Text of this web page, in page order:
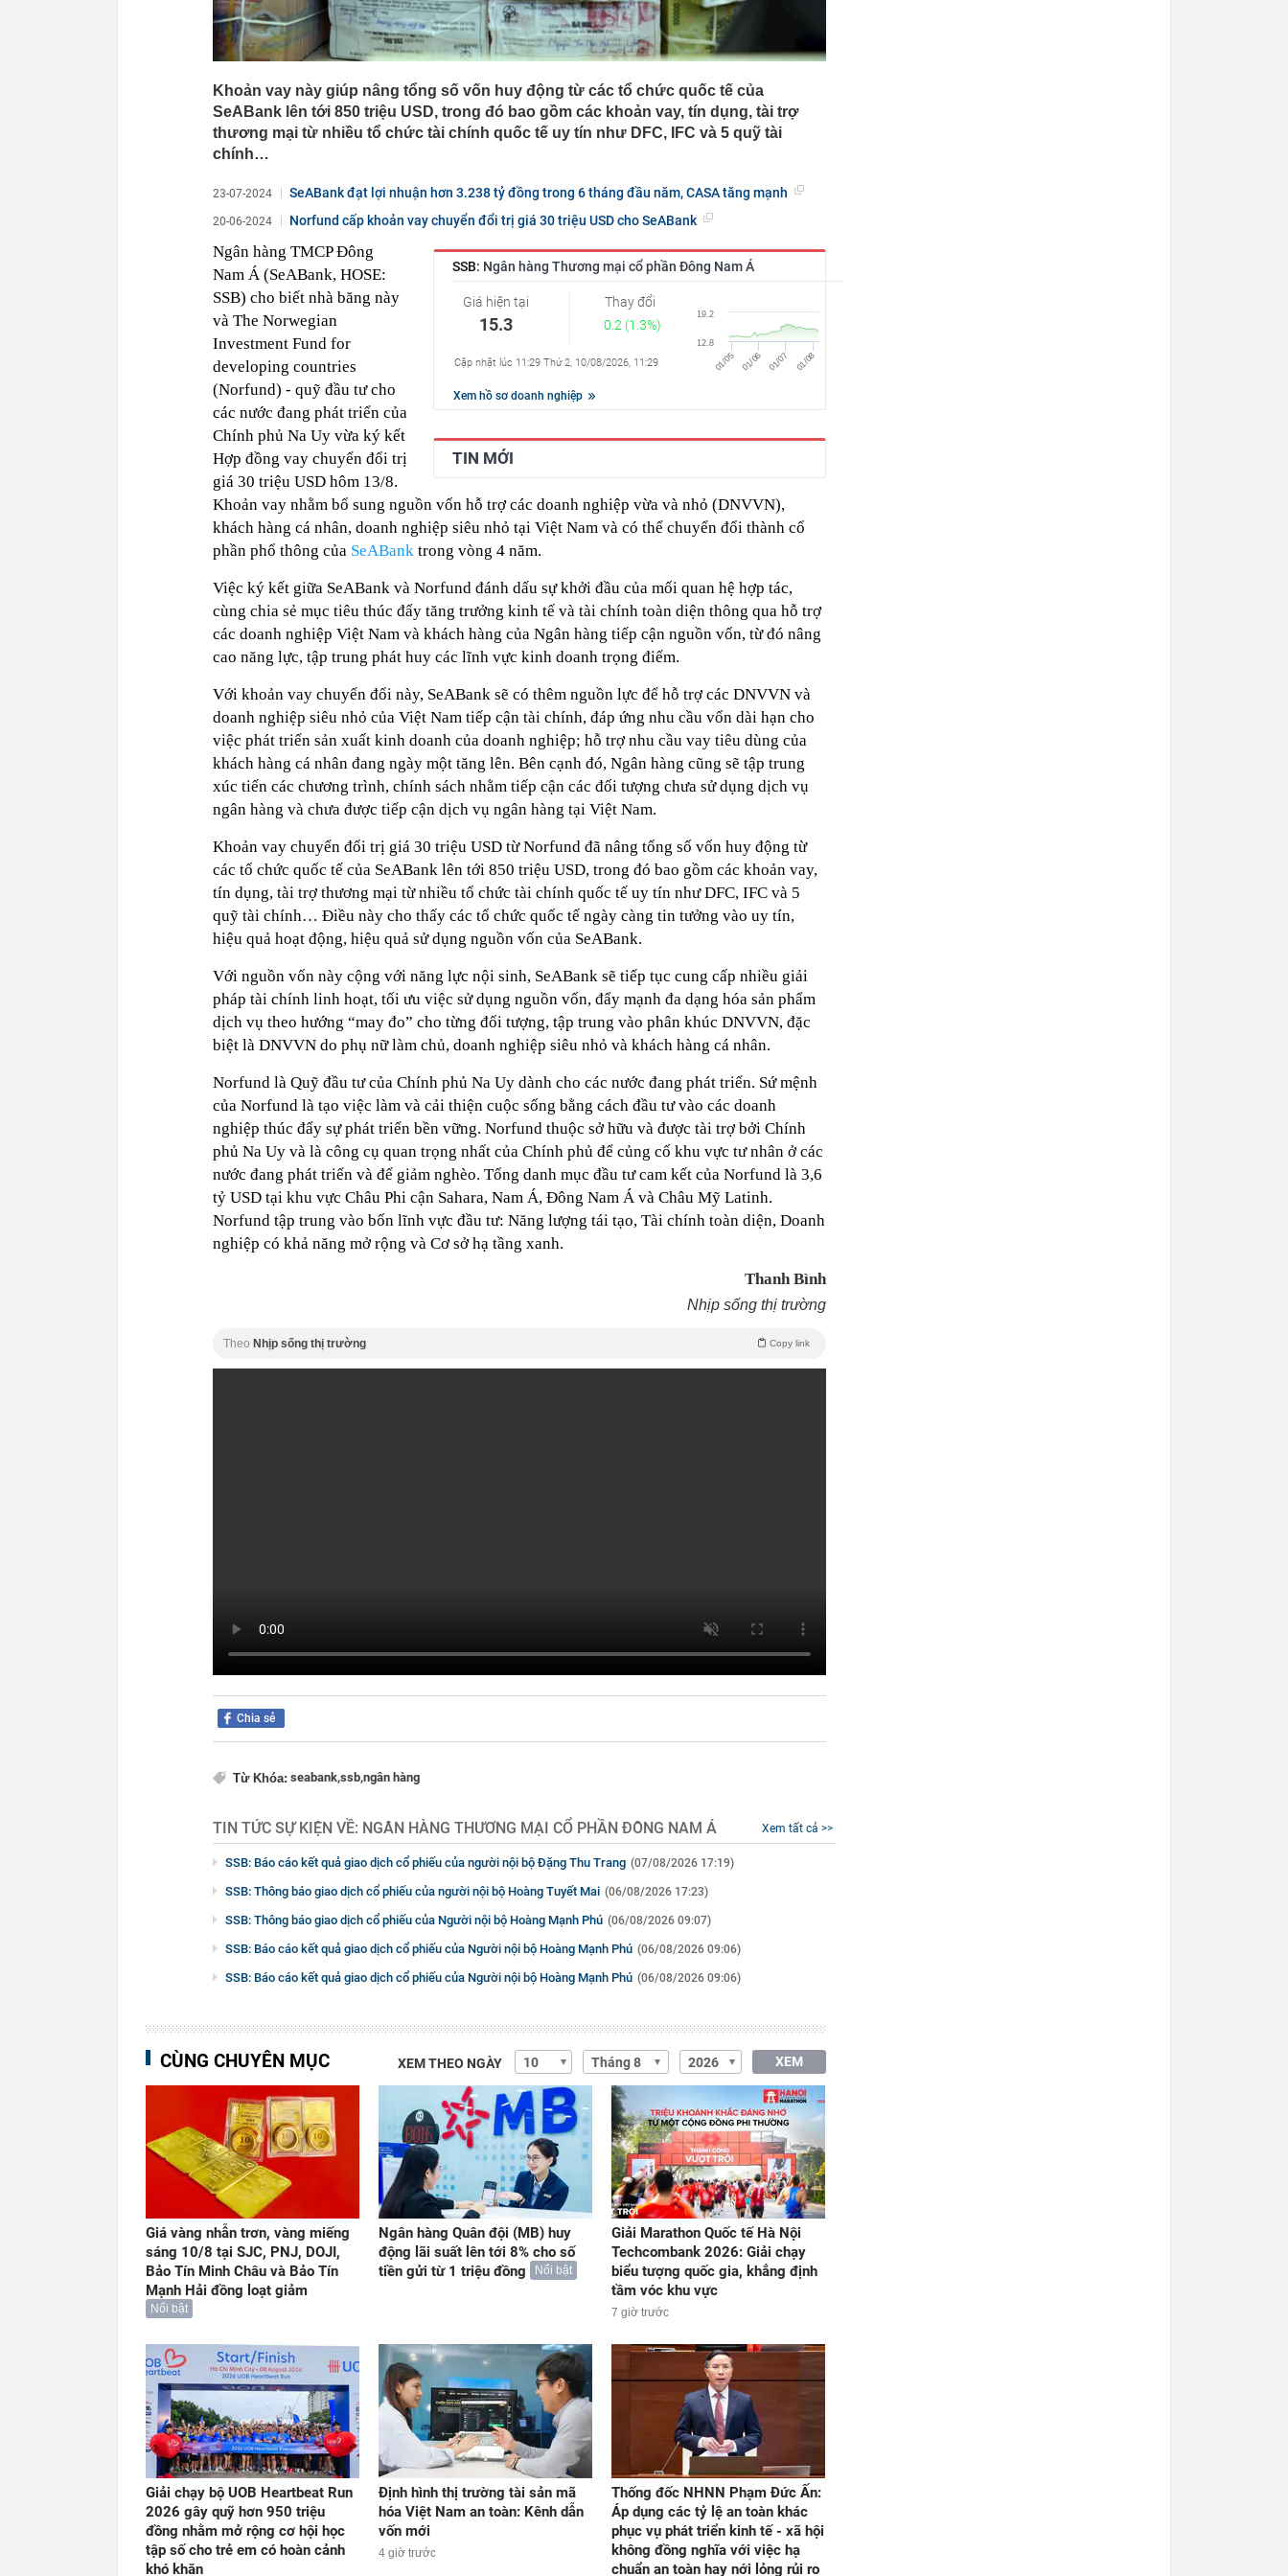
Khoản vay này giúp nâng tổng số vốn huy động từ các tổ chức quốc tế của
SeABank lên tới 850 triệu USD, trong đó bao gồm các khoản vay, tín dụng, tài trợ
thương mại từ nhiều tổ chức tài chính quốc tế uy tín như DFC, IFC và 5 quỹ tài
chính…
23-07-2024 SeABank đạt lợi nhuận hơn 3.238 tỷ đồng trong 6 tháng đầu năm, CASA tăng mạnh
20-06-2024 Norfund cấp khoản vay chuyển đổi trị giá 30 triệu USD cho SeABank
SSB: Ngân hàng Thương mại cổ phần Đông Nam Á
Giá hiện tại
15.3
Thay đổi
0.2 (1.3%)
Cập nhật lúc 11:29 Thứ 2, 10/08/2026, 11:29
Xem hồ sơ doanh nghiệp
TIN MỚI
Ngân hàng TMCP Đông
Nam Á (SeABank, HOSE:
SSB) cho biết nhà băng này
và The Norwegian
Investment Fund for
developing countries
(Norfund) - quỹ đầu tư cho
các nước đang phát triển của
Chính phủ Na Uy vừa ký kết
Hợp đồng vay chuyển đổi trị
giá 30 triệu USD hôm 13/8.
Khoản vay nhằm bổ sung nguồn vốn hỗ trợ các doanh nghiệp vừa và nhỏ (DNVVN),
khách hàng cá nhân, doanh nghiệp siêu nhỏ tại Việt Nam và có thể chuyển đổi thành cổ
phần phổ thông của SeABank trong vòng 4 năm.
Việc ký kết giữa SeABank và Norfund đánh dấu sự khởi đầu của mối quan hệ hợp tác,
cùng chia sẻ mục tiêu thúc đẩy tăng trưởng kinh tế và tài chính toàn diện thông qua hỗ trợ
các doanh nghiệp Việt Nam và khách hàng của Ngân hàng tiếp cận nguồn vốn, từ đó nâng
cao năng lực, tập trung phát huy các lĩnh vực kinh doanh trọng điểm.
Với khoản vay chuyển đổi này, SeABank sẽ có thêm nguồn lực để hỗ trợ các DNVVN và
doanh nghiệp siêu nhỏ của Việt Nam tiếp cận tài chính, đáp ứng nhu cầu vốn dài hạn cho
việc phát triển sản xuất kinh doanh của doanh nghiệp; hỗ trợ nhu cầu vay tiêu dùng của
khách hàng cá nhân đang ngày một tăng lên. Bên cạnh đó, Ngân hàng cũng sẽ tập trung
xúc tiến các chương trình, chính sách nhằm tiếp cận các đối tượng chưa sử dụng dịch vụ
ngân hàng và chưa được tiếp cận dịch vụ ngân hàng tại Việt Nam.
Khoản vay chuyển đổi trị giá 30 triệu USD từ Norfund đã nâng tổng số vốn huy động từ
các tổ chức quốc tế của SeABank lên tới 850 triệu USD, trong đó bao gồm các khoản vay,
tín dụng, tài trợ thương mại từ nhiều tổ chức tài chính quốc tế uy tín như DFC, IFC và 5
quỹ tài chính… Điều này cho thấy các tổ chức quốc tế ngày càng tin tưởng vào uy tín,
hiệu quả hoạt động, hiệu quả sử dụng nguồn vốn của SeABank.
Với nguồn vốn này cộng với năng lực nội sinh, SeABank sẽ tiếp tục cung cấp nhiều giải
pháp tài chính linh hoạt, tối ưu việc sử dụng nguồn vốn, đẩy mạnh đa dạng hóa sản phẩm
dịch vụ theo hướng “may đo” cho từng đối tượng, tập trung vào phân khúc DNVVN, đặc
biệt là DNVVN do phụ nữ làm chủ, doanh nghiệp siêu nhỏ và khách hàng cá nhân.
Norfund là Quỹ đầu tư của Chính phủ Na Uy dành cho các nước đang phát triển. Sứ mệnh
của Norfund là tạo việc làm và cải thiện cuộc sống bằng cách đầu tư vào các doanh
nghiệp thúc đẩy sự phát triển bền vững. Norfund thuộc sở hữu và được tài trợ bởi Chính
phủ Na Uy và là công cụ quan trọng nhất của Chính phủ để củng cố khu vực tư nhân ở các
nước đang phát triển và để giảm nghèo. Tổng danh mục đầu tư cam kết của Norfund là 3,6
tỷ USD tại khu vực Châu Phi cận Sahara, Nam Á, Đông Nam Á và Châu Mỹ Latinh.
Norfund tập trung vào bốn lĩnh vực đầu tư: Năng lượng tái tạo, Tài chính toàn diện, Doanh
nghiệp có khả năng mở rộng và Cơ sở hạ tầng xanh.
Thanh Bình
Nhịp sống thị trường
Theo Nhịp sống thị trường Copy link
Chia sẻ
Từ Khóa: seabank,ssb,ngân hàng
TIN TỨC SỰ KIỆN VỀ: NGÂN HÀNG THƯƠNG MẠI CỔ PHẦN ĐÔNG NAM Á Xem tất cả >>
SSB: Báo cáo kết quả giao dịch cổ phiếu của người nội bộ Đặng Thu Trang (07/08/2026 17:19)
SSB: Thông báo giao dịch cổ phiếu của người nội bộ Hoàng Tuyết Mai (06/08/2026 17:23)
SSB: Thông báo giao dịch cổ phiếu của Người nội bộ Hoàng Mạnh Phú (06/08/2026 09:07)
SSB: Báo cáo kết quả giao dịch cổ phiếu của Người nội bộ Hoàng Mạnh Phú (06/08/2026 09:06)
SSB: Báo cáo kết quả giao dịch cổ phiếu của Người nội bộ Hoàng Mạnh Phú (06/08/2026 09:06)
CÙNG CHUYÊN MỤC XEM THEO NGÀY XEM
Giá vàng nhẫn trơn, vàng miếng
sáng 10/8 tại SJC, PNJ, DOJI,
Bảo Tín Minh Châu và Bảo Tín
Mạnh Hải đồng loạt giảm
Nổi bật
Ngân hàng Quân đội (MB) huy
động lãi suất lên tới 8% cho số
tiền gửi từ 1 triệu đồng
Nổi bật
Giải Marathon Quốc tế Hà Nội
Techcombank 2026: Giải chạy
biểu tượng quốc gia, khẳng định
tầm vóc khu vực
7 giờ trước
Giải chạy bộ UOB Heartbeat Run
2026 gây quỹ hơn 950 triệu
đồng nhằm mở rộng cơ hội học
tập số cho trẻ em có hoàn cảnh
khó khăn
Định hình thị trường tài sản mã
hóa Việt Nam an toàn: Kênh dẫn
vốn mới
4 giờ trước
Thống đốc NHNN Phạm Đức Ấn:
Áp dụng các tỷ lệ an toàn khác
phục vụ phát triển kinh tế - xã hội
không đồng nghĩa với việc hạ
chuẩn an toàn hay nới lỏng rủi ro